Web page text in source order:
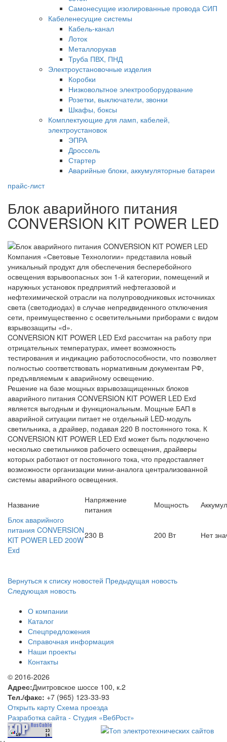
Самонесущие изолированные провода СИП
Кабеленесущие системы
Кабель-канал
Лоток
Металлорукав
Труба ПВХ, ПНД
Электроустановочные изделия
Коробки
Низковольтное электрооборудование
Розетки, выключатели, звонки
Шкафы, боксы
Комплектующие для ламп, кабелей,
электроустановок
ЭПРА
Дроссель
Стартер
Аварийные блоки, аккумуляторные батареи
прайс-лист
Блок аварийного питания
CONVERSION KIT POWER LED
Компания «Световые Технологии» представила новый
уникальный продукт для обеспечения бесперебойного
освещения взрывоопасных зон 1-й категории, помещений и
наружных установок предприятий нефтегазовой и
нефтехимической отрасли на полупроводниковых источниках
света (светодиодах) в случае непредвиденного отключения
сети, преимущественно с осветительными приборами с видом
взрывозащиты «d».
CONVERSION KIT POWER LED Exd рассчитан на работу при
отрицательных температурах, имеет возможность
тестирования и индикацию работоспособности, что позволяет
полностью соответствовать нормативным документам РФ,
предъявляемым к аварийному освещению.
Решение на базе мощных взрывозащищенных блоков
аварийного питания CONVERSION KIT POWER LED Exd
является выгодным и функциональным. Мощные БАП в
аварийной ситуации питает не отдельный LED-модуль
светильника, а драйвер, подавая 220 В постоянного тока. К
CONVERSION KIT POWER LED Exd может быть подключено
несколько светильников рабочего освещения, драйверы
которых работают от постоянного тока, что предоставляет
возможности организации мини-аналога централизованной
системы аварийного освещения.
Название
Напряжение
питания
Мощность
Блок аварийного
питания CONVERSION
KIT POWER LED 200W
Exd
230 В 200 Вт Нет
Вернуться к списку новостей Предыдущая новость
Следующая новость
О компании
Каталог
Спецпредложения
Справочная информация
Наши проекты
Контакты
© 2016-2026
Адрес:Дмитровское шоссе 100, к.2
Тел./факс: +7 (965) 123-33-93
Открыть карту Схема проезда
Разработка сайта - Студия «ВебРост»